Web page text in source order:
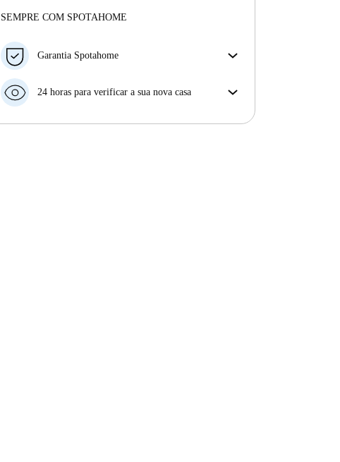
Mais sobre este senhorio
SEMPRE COM SPOTAHOME
Garantia Spotahome
antecedência, nós iremos A) pagar um hotel e ajudá-
seu dinheiro na totalidade.
24 horas para verificar a sua nova casa